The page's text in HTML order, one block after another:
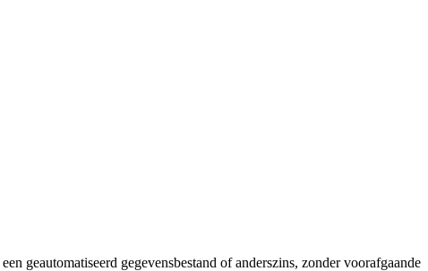
geautomatiseerd gegevensbestand of anderszins, zonder voorafgaande